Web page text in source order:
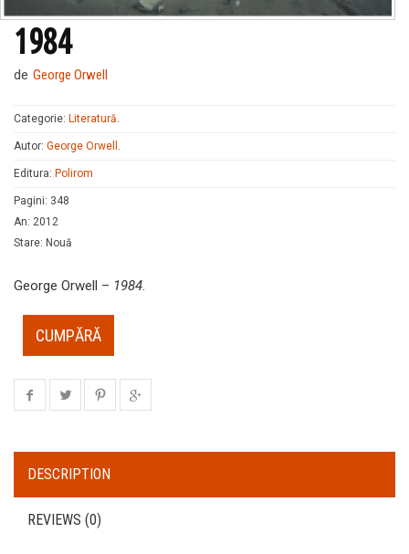
1984
de George Orwell
Categorie: Literatură.
Autor: George Orwell .
Editura: Polirom
Pagini: 348
An: 2012
Stare: Nouă
George Orwell – 1984.
CUMPĂRĂ
DESCRIPTION
REVIEWS (0)